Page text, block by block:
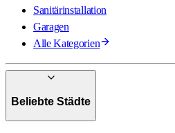
Sanitärinstallation
Garagen
Alle Kategorien
Beliebte Städte